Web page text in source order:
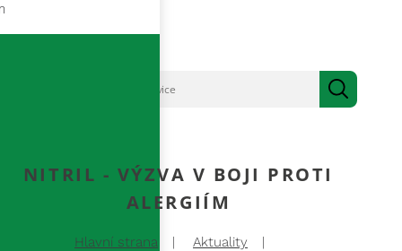
NITRIL - VÝZVA V BOJI PROTI
ALERGIÍM
Hlavní strana
Aktuality